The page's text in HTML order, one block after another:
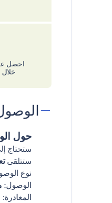
احصل
خلال
حول
ستحتاج
ستتلقى
نوع
الوصول:
المغادرة: